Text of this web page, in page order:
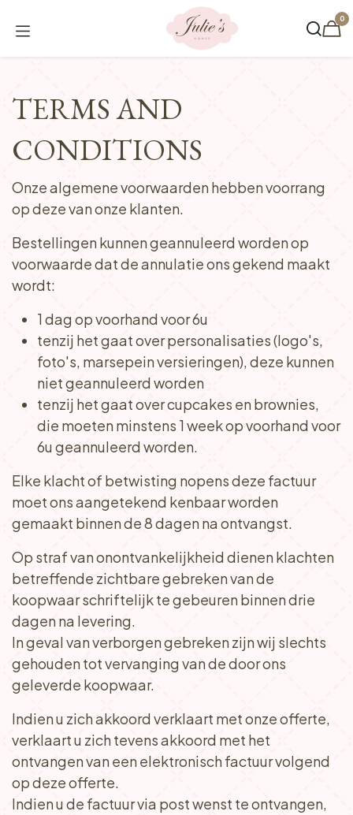
0
TERMS AND
CONDITIONS
Onze algemene voorwaarden hebben voorrang
op deze van onze klanten.
Bestellingen kunnen geannuleerd worden op
voorwaarde dat de annulatie ons gekend maakt
wordt:
1 dag op voorhand voor 6u
tenzij het gaat over personalisaties (logo's,
foto's, marsepein versieringen), deze kunnen
niet geannuleerd worden
tenzij het gaat over cupcakes en brownies,
die moeten minstens 1 week op voorhand voor
6u geannuleerd worden.
Elke klacht of betwisting nopens deze factuur
moet ons aangetekend kenbaar worden
gemaakt binnen de 8 dagen na ontvangst.
Op straf van onontvankelijkheid dienen klachten
betreffende zichtbare gebreken van de
koopwaar schriftelijk te gebeuren binnen drie
dagen na levering.
In geval van verborgen gebreken zijn wij slechts
gehouden tot vervanging van de door ons
geleverde koopwaar.
Indien u zich akkoord verklaart met onze offerte,
verklaart u zich tevens akkoord met het
ontvangen van een elektronisch factuur volgend
op deze offerte.
Indien u de factuur via post wenst te ontvangen,